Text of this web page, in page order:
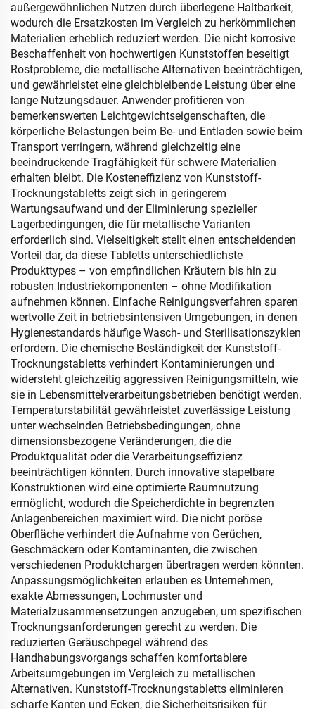
außergewöhnlichen Nutzen durch überlegene Haltbarkeit,
wodurch die Ersatzkosten im Vergleich zu herkömmlichen
Materialien erheblich reduziert werden. Die nicht korrosive
Beschaffenheit von hochwertigen Kunststoffen beseitigt
Rostprobleme, die metallische Alternativen beeinträchtigen,
und gewährleistet eine gleichbleibende Leistung über eine
lange Nutzungsdauer. Anwender profitieren von
bemerkenswerten Leichtgewichtseigenschaften, die
körperliche Belastungen beim Be- und Entladen sowie beim
Transport verringern, während gleichzeitig eine
beeindruckende Tragfähigkeit für schwere Materialien
erhalten bleibt. Die Kosteneffizienz von Kunststoff-
Trocknungstabletts zeigt sich in geringerem
Wartungsaufwand und der Eliminierung spezieller
Lagerbedingungen, die für metallische Varianten
erforderlich sind. Vielseitigkeit stellt einen entscheidenden
Vorteil dar, da diese Tabletts unterschiedlichste
Produkttypes – von empfindlichen Kräutern bis hin zu
robusten Industriekomponenten – ohne Modifikation
aufnehmen können. Einfache Reinigungsverfahren sparen
wertvolle Zeit in betriebsintensiven Umgebungen, in denen
Hygienestandards häufige Wasch- und Sterilisationszyklen
erfordern. Die chemische Beständigkeit der Kunststoff-
Trocknungstabletts verhindert Kontaminierungen und
widersteht gleichzeitig aggressiven Reinigungsmitteln, wie
sie in Lebensmittelverarbeitungsbetrieben benötigt werden.
Temperaturstabilität gewährleistet zuverlässige Leistung
unter wechselnden Betriebsbedingungen, ohne
dimensionsbezogene Veränderungen, die die
Produktqualität oder die Verarbeitungseffizienz
beeinträchtigen könnten. Durch innovative stapelbare
Konstruktionen wird eine optimierte Raumnutzung
ermöglicht, wodurch die Speicherdichte in begrenzten
Anlagenbereichen maximiert wird. Die nicht poröse
Oberfläche verhindert die Aufnahme von Gerüchen,
Geschmäckern oder Kontaminanten, die zwischen
verschiedenen Produktchargen übertragen werden könnten.
Anpassungsmöglichkeiten erlauben es Unternehmen,
exakte Abmessungen, Lochmuster und
Materialzusammensetzungen anzugeben, um spezifischen
Trocknungsanforderungen gerecht zu werden. Die
reduzierten Geräuschpegel während des
Handhabungsvorgangs schaffen komfortablere
Arbeitsumgebungen im Vergleich zu metallischen
Alternativen. Kunststoff-Trocknungstabletts eliminieren
scharfe Kanten und Ecken, die Sicherheitsrisiken für